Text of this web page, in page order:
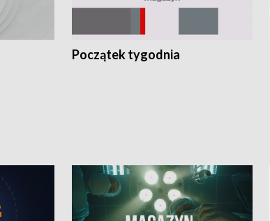
Początek tygodnia